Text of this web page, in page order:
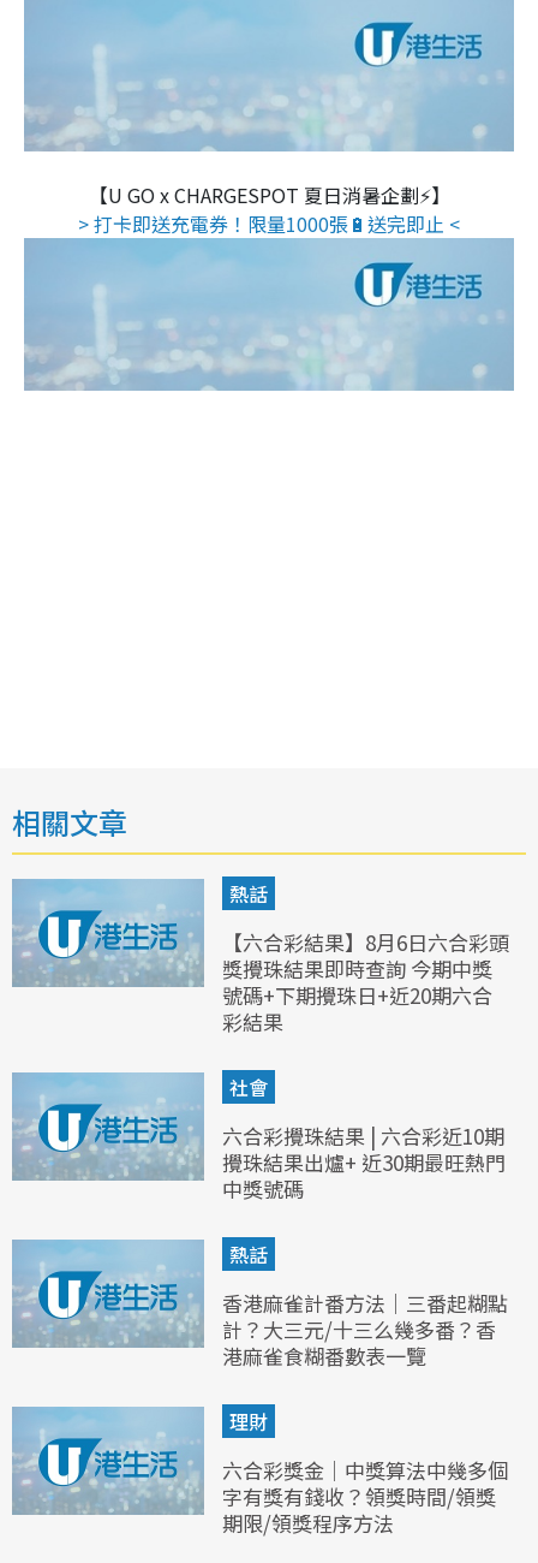
【U GO x CHARGESPOT 夏日消暑企劃⚡】
> 打卡即送充電券！限量1000張🔋送完即止 <
相關文章
熱話
【六合彩結果】8月6日六合彩頭
獎攪珠結果即時查詢 今期中獎
號碼+下期攪珠日+近20期六合
彩結果
社會
六合彩攪珠結果 | 六合彩近10期
攪珠結果出爐+ 近30期最旺熱門
中獎號碼
熱話
香港麻雀計番方法｜三番起糊點
計？大三元/十三么幾多番？香
港麻雀食糊番數表一覽
理財
六合彩獎金｜中獎算法中幾多個
字有獎有錢收？領獎時間/領獎
期限/領獎程序方法